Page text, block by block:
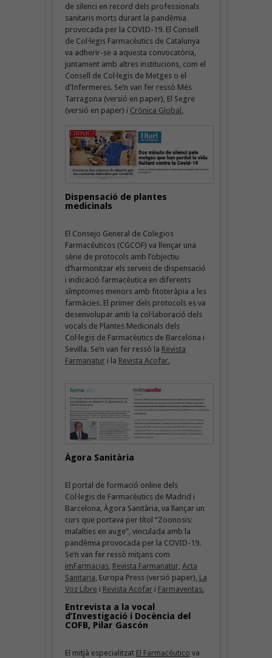
de silenci en record dels professionals
sanitaris morts durant la pandèmia
provocada per la COVID-19. El Consell
de Col·legis Farmacèutics de Catalunya
va adherir-se a aquesta convocatòria,
juntament amb altres institucions, com el
Consell de Col·legis de Metges o el
d’Infermeres. Se’n van fer ressò Més
Tarragona (versió en paper), El Segre
(versió en paper) i Crónica Global.
Dispensació de plantes
medicinals
El Consejo General de Colegios
Farmacéuticos (CGCOF) va llençar una
sèrie de protocols amb l’objectiu
d’harmonitzar els serveis de dispensació
i indicació farmacèutica en diferents
símptomes menors amb fitoteràpia a les
farmàcies. El primer dels protocols es va
desenvolupar amb la col·laboració dels
vocals de Plantes Medicinals dels
Col·legis de Farmacèutics de Barcelona i
Sevilla. Se’n van fer ressò la Revista
Farmanaturi la Revista Acofar.
Àgora Sanitària
El portal de formació online dels
Col·legis de Farmacèutics de Madrid i
Barcelona, Àgora Sanitària, va llançar un
curs que portava per títol “Zoonosis:
malalties en auge”, vinculada amb la
pandèmia provocada per la COVID-19.
Se’n van fer ressò mitjans com
imFarmacias, Revista Farmanatur, Acta
Sanitaria, Europa Press (versió paper), La
Voz Libre i Revista Acofari Farmaventas.
Entrevista a la vocal
d’Investigació i Docència del
COFB, Pilar Gascón
El mitjà especialitzat El Farmacéutico va